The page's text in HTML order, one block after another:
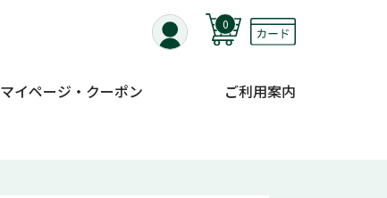
0
マイページ・クーポン ご利用案内